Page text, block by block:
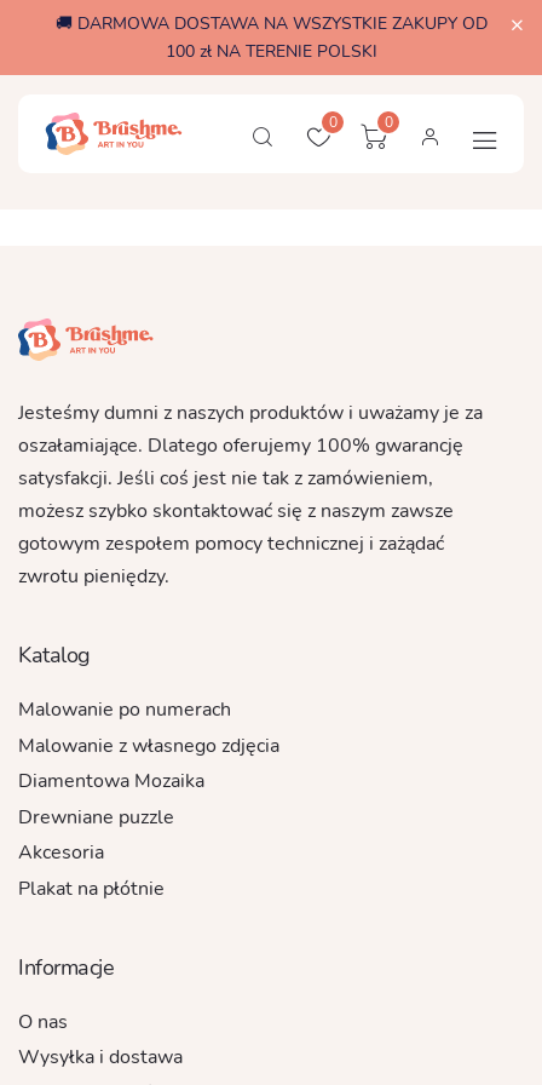
🚚 DARMOWA DOSTAWA NA WSZYSTKIE ZAKUPY OD
100 zł NA TERENIE POLSKI
0 0
Jesteśmy dumni z naszych produktów i uważamy je za
oszałamiające. Dlatego oferujemy 100% gwarancję
satysfakcji. Jeśli coś jest nie tak z zamówieniem,
możesz szybko skontaktować się z naszym zawsze
gotowym zespołem pomocy technicznej i zażądać
zwrotu pieniędzy.
Katalog
Malowanie po numerach
Malowanie z własnego zdjęcia
Diamentowa Mozaika
Drewniane puzzle
Akcesoria
Plakat na płótnie
Informacje
O nas
Wysyłka i dostawa